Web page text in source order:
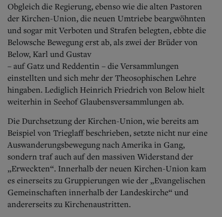
Obgleich die Regierung, ebenso wie die alten Pastoren
der Kirchen-Union, die neuen Umtriebe beargwöhnten
und sogar mit Verboten und Strafen belegten, ebbte die
Belowsche Bewegung erst ab, als zwei der Brüder von
Below, Karl und Gustav
– auf Gatz und Reddentin – die Versammlungen
einstellten und sich mehr der Theosophischen Lehre
hingaben. Lediglich Heinrich Friedrich von Below hielt
weiterhin in Seehof Glaubensversammlungen ab.
Die Durchsetzung der Kirchen-Union, wie bereits am
Beispiel von Trieglaff beschrieben, setzte nicht nur eine
Auswanderungsbewegung nach Amerika in Gang,
sondern traf auch auf den massiven Widerstand der
„Erweckten“. Innerhalb der neuen Kirchen-Union kam
es einerseits zu Gruppierungen wie der „Evangelischen
Gemeinschaften innerhalb der Landeskirche“ und
andererseits zu Kirchenaustritten.